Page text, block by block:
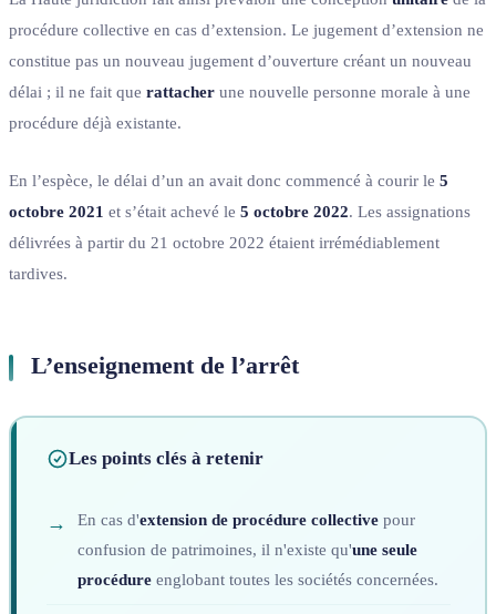
procédure collective en cas d’extension. Le jugement d’extension ne
constitue pas un nouveau jugement d’ouverture créant un nouveau
délai ; il ne fait que rattacher une nouvelle personne morale à une
procédure déjà existante.
En l’espèce, le délai d’un an avait donc commencé à courir le 5
octobre 2021 et s’était achevé le 5 octobre 2022. Les assignations
délivrées à partir du 21 octobre 2022 étaient irrémédiablement
tardives.
L’enseignement de l’arrêt
Les points clés à retenir
En cas d'extension de procédure collectivepour
confusion de patrimoines, il n'existe qu'une seule
procédureenglobant toutes les sociétés concernées.